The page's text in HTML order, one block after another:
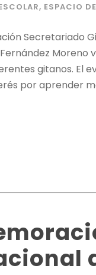
, ESPACIO
Secretariado
gitanos. El
por aprender